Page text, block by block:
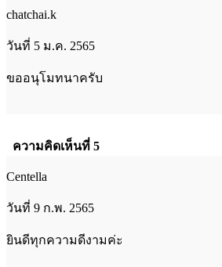
chatchai.k
วันที่ 5 ม.ค. 2565
ขออนุโมทนาครับ
ความคิดเห็นที่ 5
Centella
วันที่ 9 ก.พ. 2565
ยินดีทุกความดีงามค่ะ